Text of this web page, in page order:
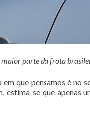
parte da frota
que pensamos é no
estima-se que apenas